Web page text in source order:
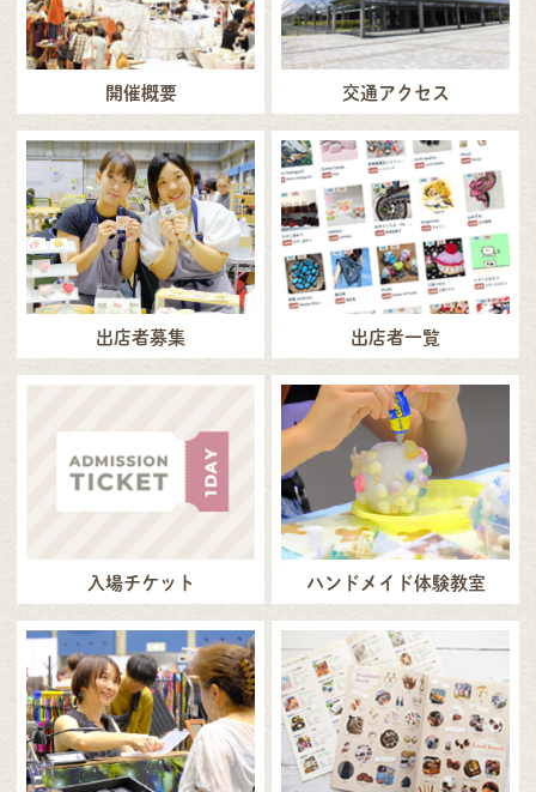
開催概要 交通アクセス
出店者募集 出店者一覧
入場チケット ハンドメイド体験教室